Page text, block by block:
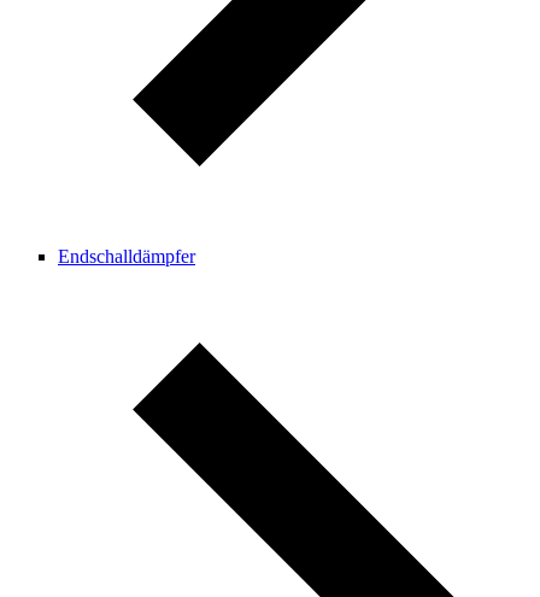
Endschalldämpfer